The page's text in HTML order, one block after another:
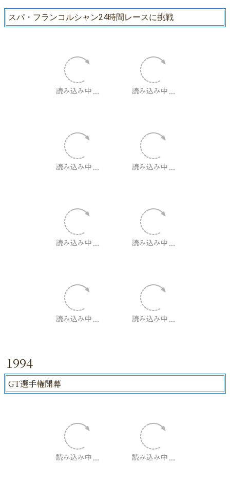
スパ・フランコルシャン24時間レースに挑戦
1994
GT選手権開幕